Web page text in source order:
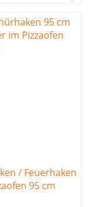
/ Feuerhaken
95 cm